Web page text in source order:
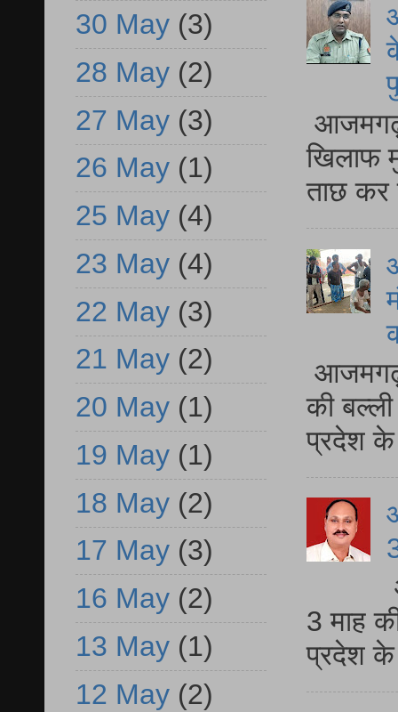
आजमगढ़
खिलाफ
ताछ कर
आजमगढ़
की
प्रदेश
3 माह
प्रदेश
30 May (3)
28 May (2)
27 May (3)
26 May (1)
25 May (4)
23 May (4)
22 May (3)
21 May (2)
20 May (1)
19 May (1)
18 May (2)
17 May (3)
16 May (2)
13 May (1)
12 May (2)